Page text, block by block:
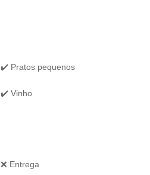
✔️ Pratos pequenos
✔️ Vinho
❌ Entrega